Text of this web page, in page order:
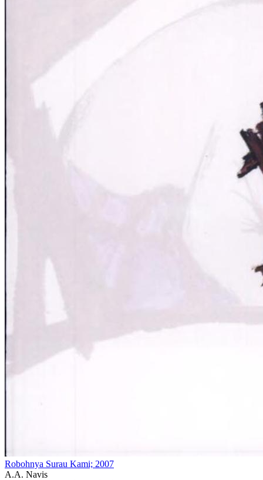
Robohnya Surau Kami; 2007
A.A. Navis